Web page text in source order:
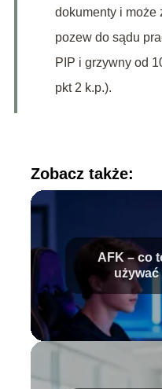
dokumenty i może
pozew do sądu
PIP i grzywny od
pkt 2 k.p.).
Zobacz także:
AFK – co